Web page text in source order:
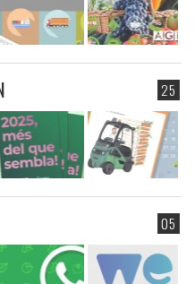
25
05